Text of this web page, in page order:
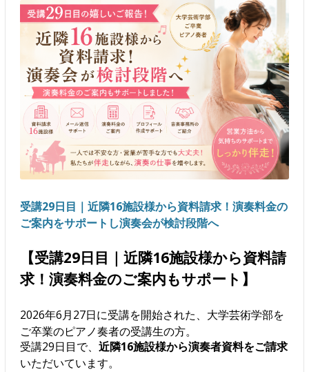
受講29日目｜近隣16施設様から資料請求！演奏料金の
ご案内をサポートし演奏会が検討段階へ
【受講29日目｜近隣16施設様から資料請
求！演奏料金のご案内もサポート】
2026年6月27日に受講を開始された、大学芸術学部を
ご卒業のピアノ奏者の受講生の方。
受講29日目で、 近隣16施設様から演奏者資料をご請求
いただいています。